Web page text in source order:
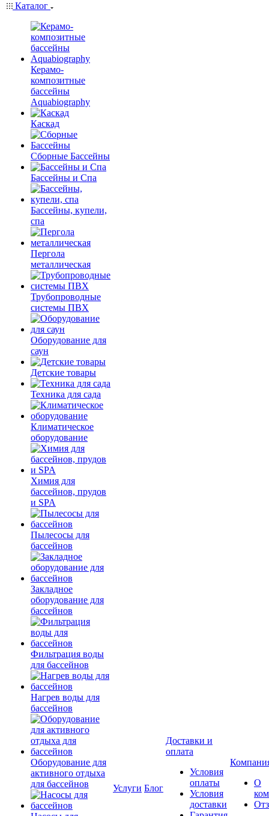
Каталог
Керамо-
композитные
бассейны
Aquabiography
Каскад
Сборные Бассейны
Бассейны и Спа
Бассейны, купели,
спа
Пергола
металлическая
Трубопроводные
системы ПВХ
Оборудование для
саун
Детские товары
Техника для сада
Климатическое
оборудование
Химия для
бассейнов, прудов
и SPA
Пылесосы для
бассейнов
Закладное
оборудование для
бассейнов
Фильтрация воды
для бассейнов
Нагрев воды для
бассейнов
Оборудование для
активного отдыха
для бассейнов
Услуги Блог
Доставки и
оплата
Условия
оплаты
Условия
доставки
О